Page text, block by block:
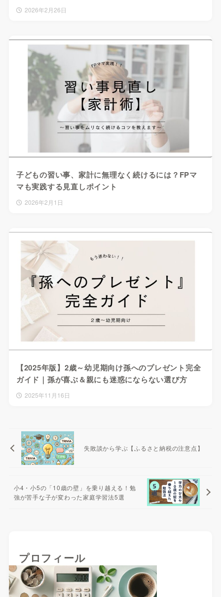
2026年2月26日
子どもの習い事、家計に無理なく続けるには？FPマ
マも実践する見直しポイント
2026年2月1日
【2025年版】2歳～幼児期向け孫へのプレゼント完全
ガイド｜孫が喜ぶ＆親にも迷惑にならない選び方
2025年11月16日
失敗談から学ぶ【ふるさと納税の注意点】
小4・小5の「10歳の壁」を乗り越える！勉
強が苦手な子が変わった家庭学習法5選
プロフィール